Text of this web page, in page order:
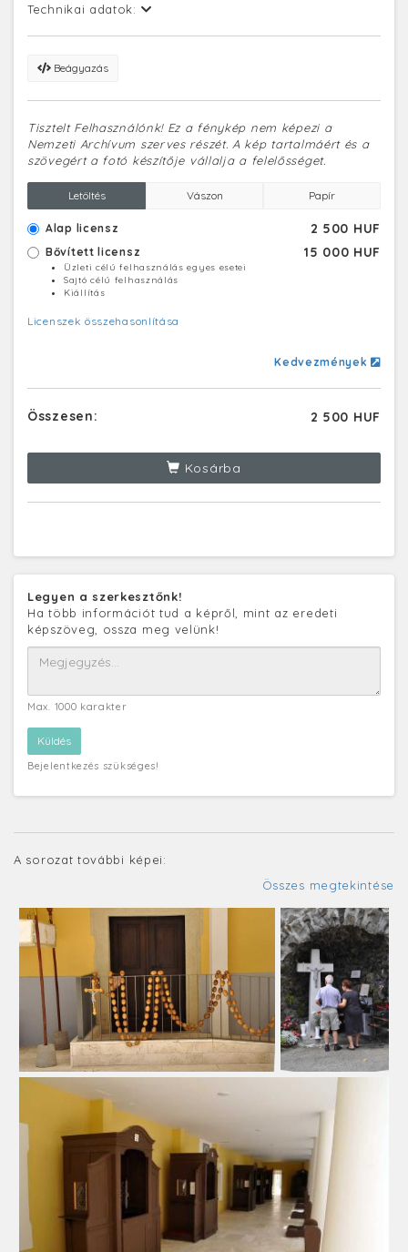
Technikai adatok:
Beágyazás
Tisztelt Felhasználónk! Ez a fénykép nem képezi a
Nemzeti Archívum szerves részét. A kép tartalmáért és a
szövegért a fotó készítője vállalja a felelősséget.
Letöltés Vászon Papír
Alap licensz 2 500 HUF
Bővített licensz 15 000 HUF
Üzleti célú felhasználás egyes esetei
Sajtó célú felhasználás
Kiállítás
Licenszek összehasonlítása
Kedvezmények
Összesen: 2 500 HUF
Kosárba
Legyen a szerkesztőnk!
Ha több információt tud a képről, mint az eredeti
képszöveg, ossza meg velünk!
Max. 1000 karakter
Bejelentkezés szükséges!
A sorozat további képei:
Összes megtekintése